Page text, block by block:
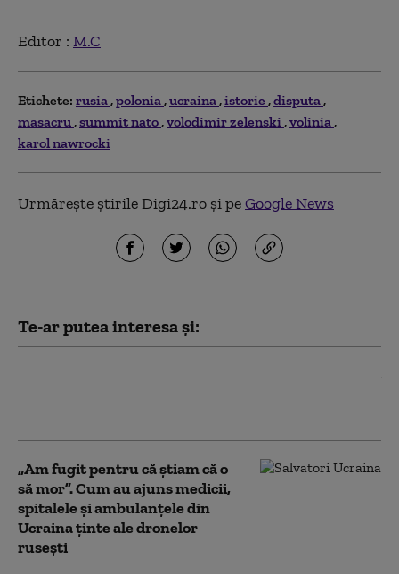
Editor : M.C
Etichete: rusia polonia ucraina istorie disputa
masacru summit nato volodimir zelenski volinia
karol nawrocki
Urmărește știrile Digi24.ro și peGoogle News
Te-ar putea interesa și:
„Am fugit pentru că știam că o
să mor”. Cum au ajuns medicii,
spitalele și ambulanțele din
Ucraina ținte ale dronelor
rusești